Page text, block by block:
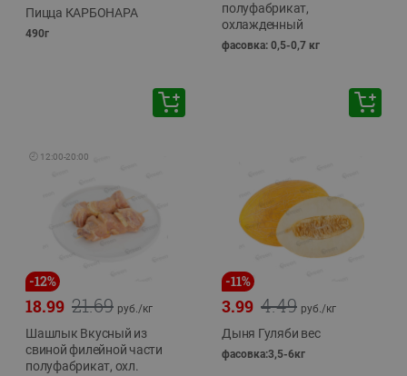
Пицца КАРБОНАРА
490г
полуфабрикат,
охлажденный
фасовка: 0,5-0,7 кг
🕘 12:00-20:00
-12%
21.69
18.99 руб./кг
Шашлык Вкусный из
свиной филейной части
полуфабрикат, охл.
-11%
4.49
3.99 руб./кг
Дыня Гуляби вес
фасовка:3,5-6кг